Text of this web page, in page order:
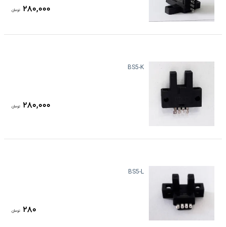
۲۸۰,۰۰۰ تومان
BS5-K
۲۸۰,۰۰۰ تومان
BS5-L
۲۸۰ تومان